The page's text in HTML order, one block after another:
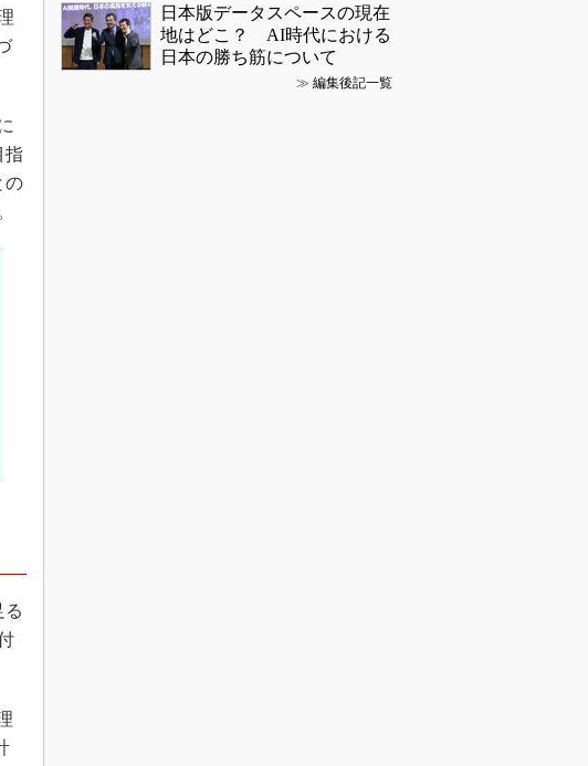
指
の
る
日本版データスペースの現在
地はどこ？ AI時代における
日本の勝ち筋について
≫ 編集後記一覧